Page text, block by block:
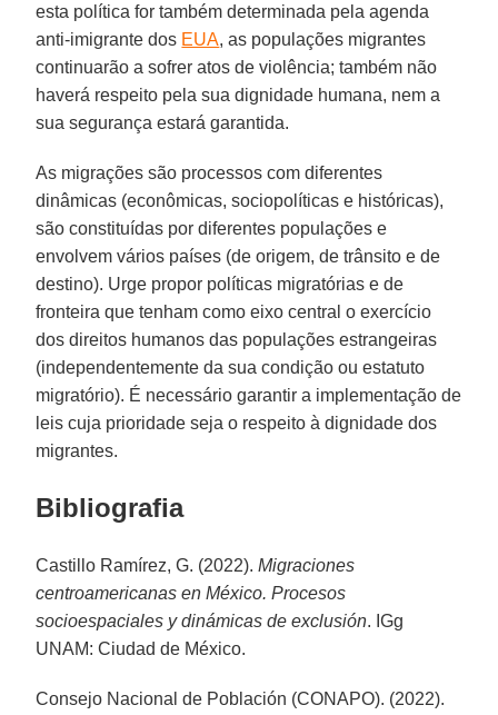
esta política for também determinada pela agenda
anti-imigrante dos EUA, as populações migrantes
continuarão a sofrer atos de violência; também não
haverá respeito pela sua dignidade humana, nem a
sua segurança estará garantida.
As migrações são processos com diferentes
dinâmicas (econômicas, sociopolíticas e históricas),
são constituídas por diferentes populações e
envolvem vários países (de origem, de trânsito e de
destino). Urge propor políticas migratórias e de
fronteira que tenham como eixo central o exercício
dos direitos humanos das populações estrangeiras
(independentemente da sua condição ou estatuto
migratório). É necessário garantir a implementação de
leis cuja prioridade seja o respeito à dignidade dos
migrantes.
Bibliografia
Castillo Ramírez, G. (2022).Migraciones
centroamericanas en México. Procesos
socioespaciales y dinámicas de exclusión. IGg
UNAM: Ciudad de México.
Consejo Nacional de Población (CONAPO). (2022).